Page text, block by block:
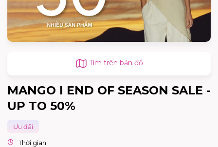
Tìm trên bản đồ
MANGO I END OF SEASON SALE -
UP TO 50%
Ưu đãi
Thời gian